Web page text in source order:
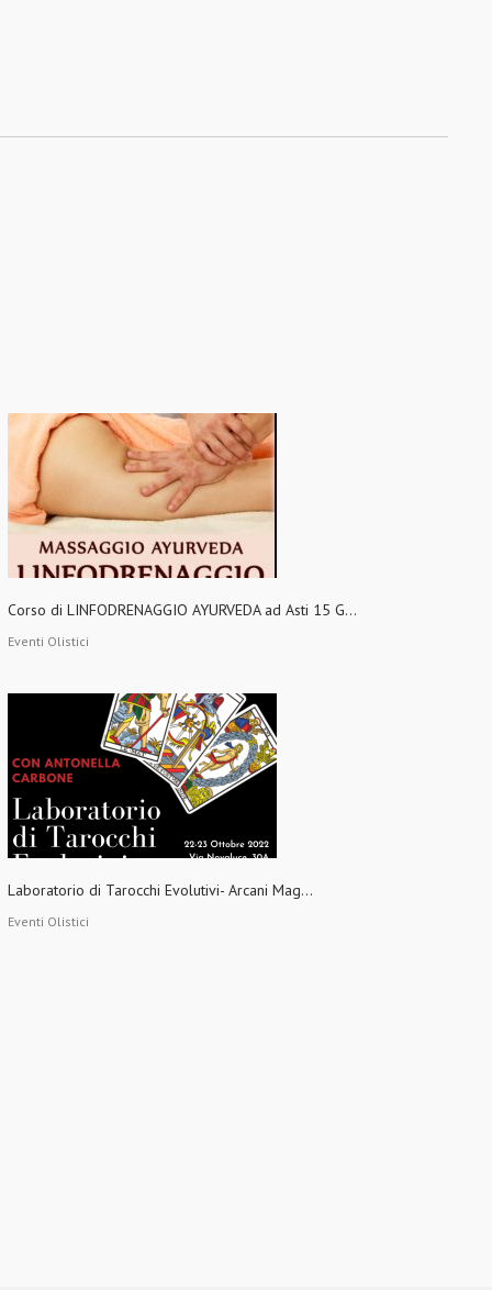
Corso di LINFODRENAGGIO AYURVEDA ad Asti 15 G...
Eventi Olistici
Laboratorio di Tarocchi Evolutivi- Arcani Mag...
Eventi Olistici